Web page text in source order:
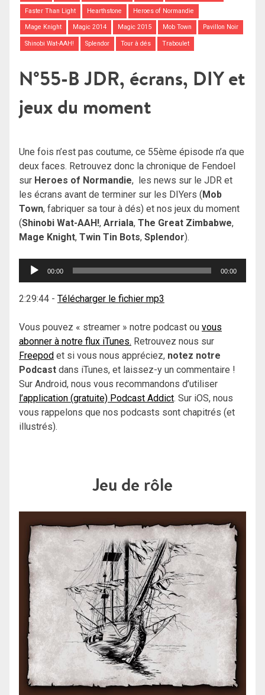
Faster Than Light Hearthstone Heroes of Normandie
Mage Knight Magic 2014 Magic 2015 Mob Town Pavillon Noir
Shinobi Wat-AAH! Splendor Tour à dés Traboulet
N°55-B JDR, écrans, DIY et
jeux du moment
Une fois n’est pas coutume, ce 55ème épisode n’a que
deux faces. Retrouvez donc la chronique de Fendoel
sur Heroes of Normandie, les news sur le JDR et
les écrans avant de terminer sur les DIYers (Mob
Town, fabriquer sa tour à dés) et nos jeux du moment
(Shinobi Wat-AAH!, Arriala, The Great Zimbabwe,
Mage Knight, Twin Tin Bots, Splendor).
Lecteur
00:00 00:00
2:29:44 - Télécharger le fichier mp3
Vous pouvez « streamer » notre podcast ou vous
abonner à notre flux iTunes. Retrouvez nous sur
Freepod et si vous nous appréciez, notez notre
Podcast dans iTunes, et laissez-y un commentaire !
Sur Android, nous vous recommandons d’utiliser
l’application (gratuite) Podcast Addict. Sur iOS, nous
vous rappelons que nos podcasts sont chapitrés (et
illustrés).
Jeu de rôle